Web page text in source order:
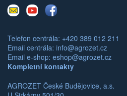
E-
mail
YoutubeFacebook
Telefon centrála: +420 389 012 211
Email centrála: info@agrozet.cz
Email e-shop: eshop@agrozet.cz
Kompletní kontakty
AGROZET České Budějovice, a.s.